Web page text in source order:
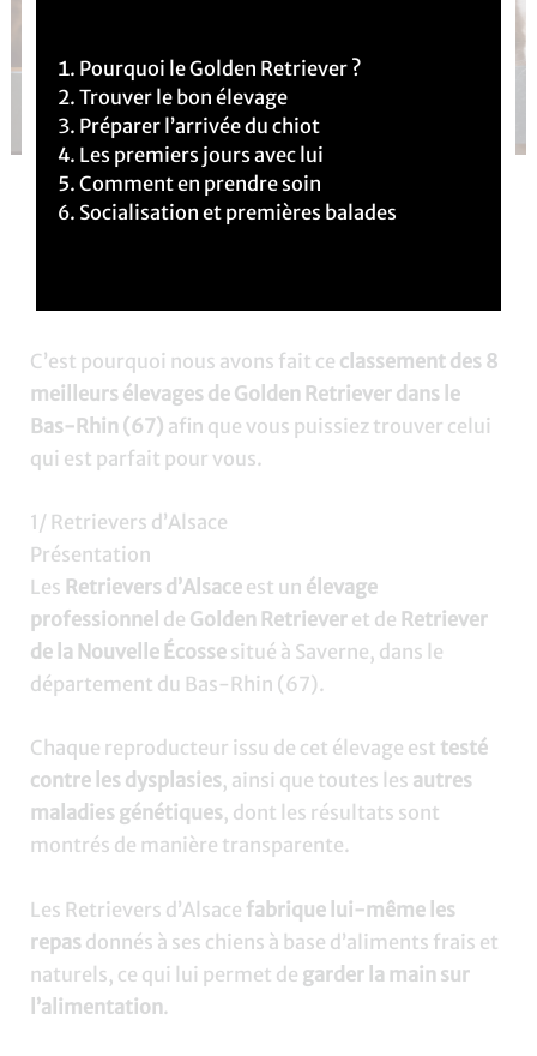
Vous souhaitez adopter un chiot
Golden Retriever
dans le département du Bas-Rhin (67)
C’est pourquoi nous avons fait ce classement des 8
meilleurs élevages de Golden Retriever dans le
Bas-Rhin (67) afin que vous puissiez trouver celui
qui est parfait pour vous.
1/ Retrievers d’Alsace
Présentation
Les Retrievers d’Alsace est un élevage
professionnel de Golden Retriever et de Retriever
de la Nouvelle Écosse situé à Saverne, dans le
département du Bas-Rhin (67).
Chaque reproducteur issu de cet élevage est testé
contre les dysplasies, ainsi que toutes les autres
maladies génétiques, dont les résultats sont
montrés de manière transparente.
Les Retrievers d’Alsace fabrique lui-même les
repas donnés à ses chiens à base d’aliments frais et
naturels, ce qui lui permet de garder la main sur
l’alimentation.
Pourquoi le Golden Retriever ?
Trouver le bon élevage
Préparer l’arrivée du chiot
Les premiers jours avec lui
Comment en prendre soin
Socialisation et premières balades